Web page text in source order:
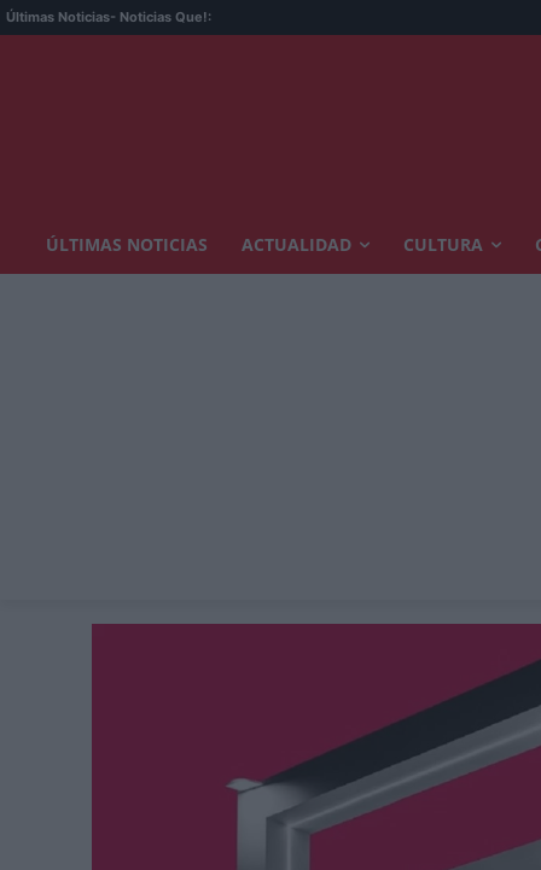
Últimas Noticias- Noticias Que!:
ÚLTIMAS NOTICIAS ACTUALIDAD CULTURA